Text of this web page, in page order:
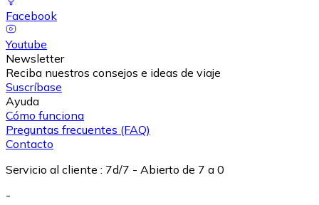
Facebook
Youtube
Newsletter
Reciba nuestros consejos e ideas de viaje
Suscríbase
Ayuda
Cómo funciona
Preguntas frecuentes (FAQ)
Contacto
Servicio al cliente : 7d/7 - Abierto de 7 a 0
-